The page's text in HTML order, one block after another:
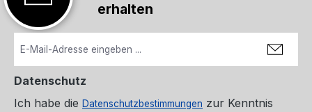
erhalten
Datenschutz
Ich habe die Datenschutzbestimmungen zur Kenntnis